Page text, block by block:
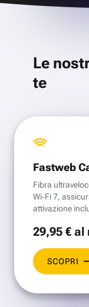
Le
te
Fastweb
Fibra
Wi‑Fi 7,
attivazione
29,95 €al
SCOPRI